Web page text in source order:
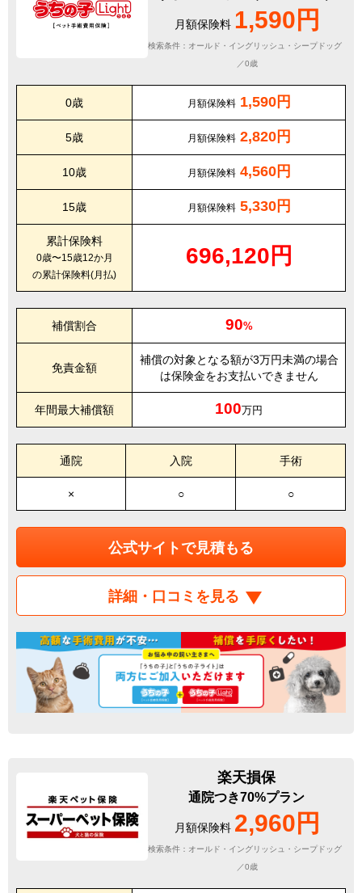
月額保険料 1,590円
検索条件：オールド・イングリッシュ・シープドッグ
／0歳
0歳 月額保険料 1,590円
5歳 月額保険料 2,820円
10歳 月額保険料 4,560円
15歳 月額保険料 5,330円
累計保険料
0歳〜15歳12か月
の累計保険料(月払)
696,120円
補償割合 90%
免責金額
補償の対象となる額が3万円未満の場合
は保険金をお支払いできません
年間最大補償額 100万円
通院 入院 手術
× ○ ○
公式サイトで見積もる
詳細・口コミを見る
楽天損保
通院つき70%プラン
月額保険料 2,960円
検索条件：オールド・イングリッシュ・シープドッグ
／0歳